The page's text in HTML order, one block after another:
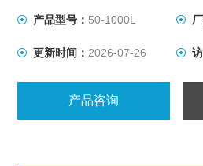
度、高转数下进行的各种易燃、
行业进行试验和生产。
产品型号： 50-1000L
更新时间： 2026-07-26
产品咨询